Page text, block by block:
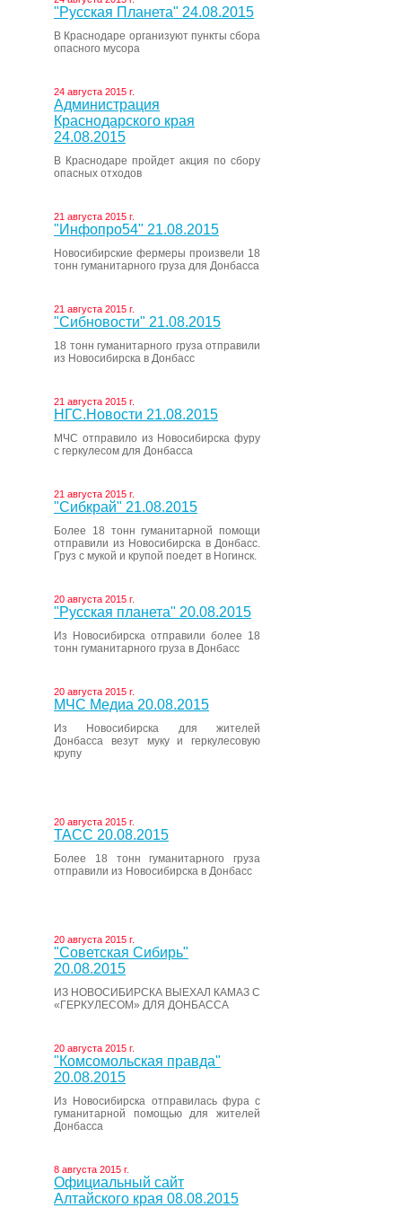
"Русская Планета" 24.08.2015
В Краснодаре организуют пункты сбора
опасного мусора
24 августа 2015 г.
Администрация
Краснодарского края
24.08.2015
В Краснодаре пройдет акция по сбору
опасных отходов
21 августа 2015 г.
"Инфопро54" 21.08.2015
Новосибирские фермеры произвели 18
тонн гуманитарного груза для Донбасса
21 августа 2015 г.
"Сибновости" 21.08.2015
18 тонн гуманитарного груза отправили
из Новосибирска в Донбасс
21 августа 2015 г.
НГС.Новости 21.08.2015
МЧС отправило из Новосибирска фуру
с геркулесом для Донбасса
21 августа 2015 г.
"Сибкрай" 21.08.2015
Более 18 тонн гуманитарной помощи
отправили из Новосибирска в Донбасс.
Груз с мукой и крупой поедет в Ногинск.
20 августа 2015 г.
"Русская планета" 20.08.2015
Из Новосибирска отправили более 18
тонн гуманитарного груза в Донбасс
20 августа 2015 г.
МЧС Медиа 20.08.2015
Из Новосибирска для жителей
Донбасса везут муку и геркулесовую
крупу
20 августа 2015 г.
ТАСС 20.08.2015
Более 18 тонн гуманитарного груза
отправили из Новосибирска в Донбасс
20 августа 2015 г.
"Советская Сибирь"
20.08.2015
ИЗ НОВОСИБИРСКА ВЫЕХАЛ КАМАЗ С
«ГЕРКУЛЕСОМ» ДЛЯ ДОНБАССА
20 августа 2015 г.
"Комсомольская правда"
20.08.2015
Из Новосибирска отправилась фура с
гуманитарной помощью для жителей
Донбасса
8 августа 2015 г.
Официальный сайт
Алтайского края 08.08.2015